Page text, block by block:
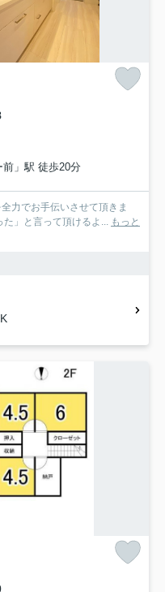
」駅 徒歩20分
力でお手伝いさせて頂きま
」と言って頂けるよ...
もっと